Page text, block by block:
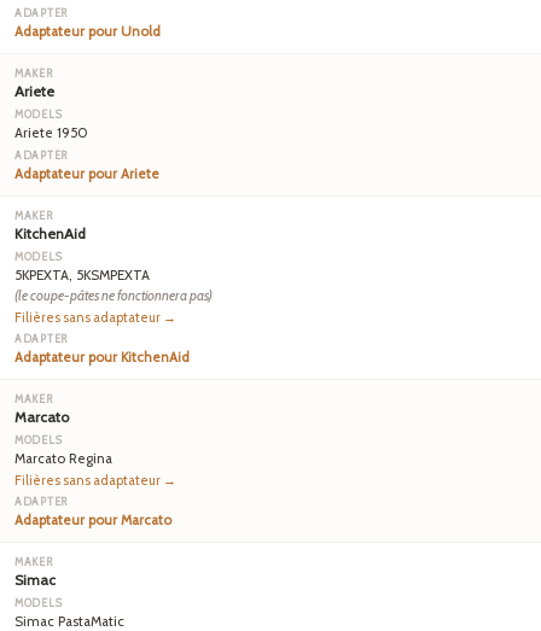
Adaptateur pour Unold
Ariete
Ariete 1950
Adaptateur pour Ariete
KitchenAid
5KPEXTA, 5KSMPEXTA
(le coupe-pâtes ne fonctionnera pas)
Filières sans adaptateur →
Adaptateur pour KitchenAid
Marcato
Marcato Regina
Filières sans adaptateur →
Adaptateur pour Marcato
Simac
Simac PastaMatic